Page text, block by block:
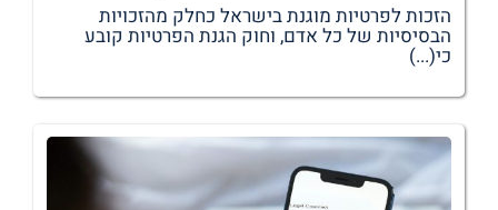
הזכות לפרטיות מוגנת בישראל כחלק מהזכויות
הבסיסיות של כל אדם, וחוק הגנת הפרטיות קובע
כי(...)